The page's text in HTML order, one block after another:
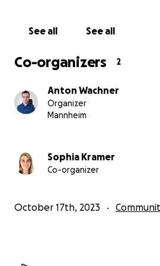
Entwicklungen, die nicht direkt
damit erreichen, dass mehr
Außenwelt kommunizieren
findet ihr auf der Treye Tech
See all See all
Co-organizers 2
Anton Wachner
Organizer
Mannheim
Sophia Kramer
Co-organizer
October 17th, 2023